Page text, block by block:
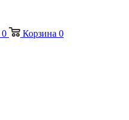
0 Корзина 0